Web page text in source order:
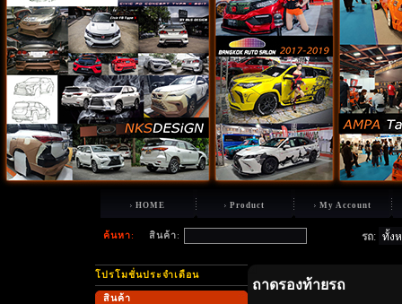
HOME Product My Account
ค้นหา: สินค้า: รถ:
ปรโมชั่นประจำเดือน
สินค้า
ถาดรองท้ายรถ